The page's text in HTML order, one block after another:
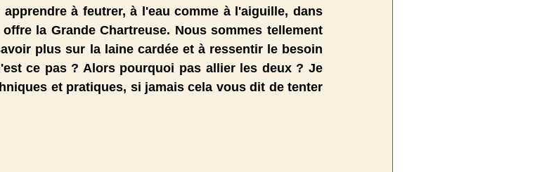
à feutrer, à l'eau comme à l'aiguille, dans
la Grande Chartreuse. Nous sommes tellement
plus sur la laine cardée et à ressentir le besoin
ce pas ? Alors pourquoi pas allier les deux ? Je
et pratiques, si jamais cela vous dit de tenter